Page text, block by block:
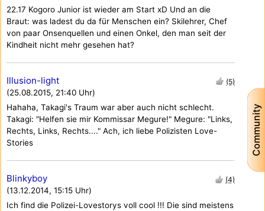
Community
22.17 Kogoro Junior ist wieder am Start xD Und an die
Braut: was ladest du da für Menschen ein? Skilehrer, Chef
von paar Onsenquellen und einen Onkel, den man seit der
Kindheit nicht mehr gesehen hat?
Illusion-light
(25.08.2015, 21:40 Uhr)
(5)
Hahaha, Takagi's Traum war aber auch nicht schlecht.
Takagi: "Helfen sie mir Kommissar Megure!" Megure: "Links,
Rechts, Links, Rechts...." Ach, ich liebe Polizisten Love-
Stories
Blinkyboy
(13.12.2014, 15:15 Uhr)
(4)
Ich find die Polizei-Lovestorys voll cool !!! Die sind meistens